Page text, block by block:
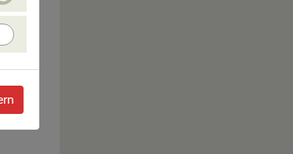
Cookies